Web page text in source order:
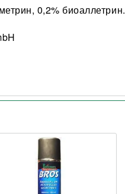
0,2% биоаллетрин.